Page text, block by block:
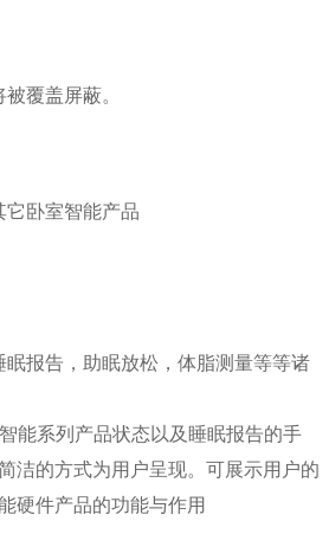
覆盖屏蔽。
它卧室智能产品
报告，助眠放松，体脂测量等等诸
能系列产品状态以及睡眠报告的手
洁的方式为用户呈现。可展示用户的
硬件产品的功能与作用